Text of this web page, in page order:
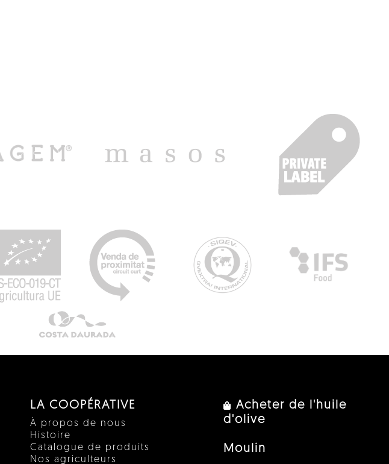
LA COOPÉRATIVE
À propos de nous
Histoire
Catalogue de produits
Nos agriculteurs
Acheter de l'huile
d'olive
Moulin